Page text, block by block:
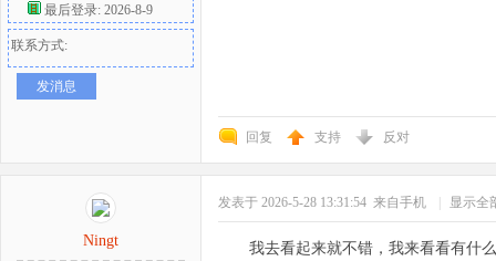
最后登录: 2026-8-9
联系方式:
发消息
回复 支持 反对
Ningt
发表于 2026-5-28 13:31:54 来自手机 显示全
我去看起来就不错，我来看看有什